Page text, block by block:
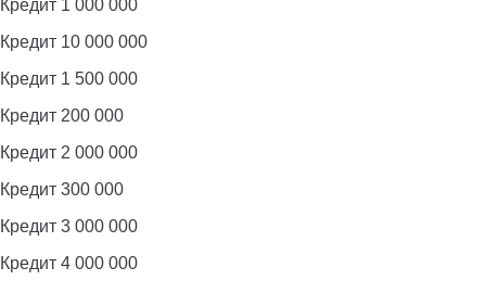
Кредит 1 000 000
Кредит 10 000 000
Кредит 1 500 000
Кредит 200 000
Кредит 2 000 000
Кредит 300 000
Кредит 3 000 000
Кредит 4 000 000